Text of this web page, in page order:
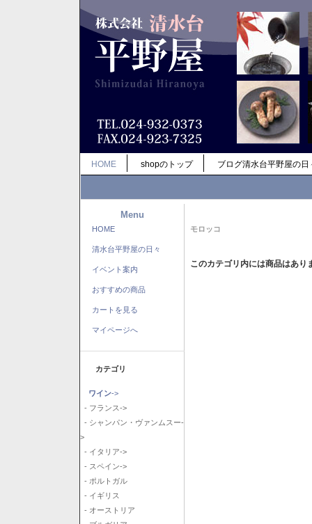
HOME shopのトップ ブログ清水台平野屋の日
Menu
HOME
清水台平野屋の日々
イベント案内
おすすめの商品
カートを見る
マイページへ
カテゴリ
ワイン->
- フランス->
- シャンパン・ヴァンムスー-
>
- イタリア->
- スペイン->
- ポルトガル
- イギリス
- オーストリア
モロッコ
このカテゴリ内には商品はあり